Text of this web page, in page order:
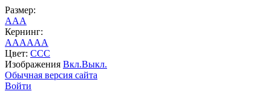
Размер:
AAA
Кернинг:
AAAAAA
Цвет: CCC
Изображения Вкл.Выкл.
Обычная версия сайта
Войти